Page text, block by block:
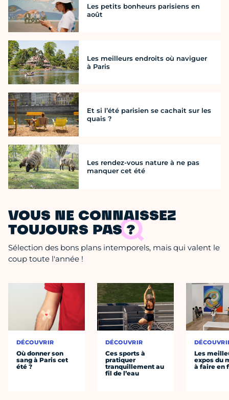
Les petits bonheurs parisiens en
août
Les meilleurs endroits où naviguer
à Paris
Et si l’été parisien se cachait sur les
quais ?
Les rendez-vous nature à ne pas
manquer cet été
VOUS NE CONNAISSEZ
TOUJOURS PAS ?
Sélection des bons plans intemporels, mais qui valent le
coup toute l'année !
DÉCOUVRIR
Où donner son
sang à Paris cet
été ?
DÉCOUVRIR
Ces sports à
pratiquer
tranquillement au
fil de l’eau
Les
expos du
à faire en